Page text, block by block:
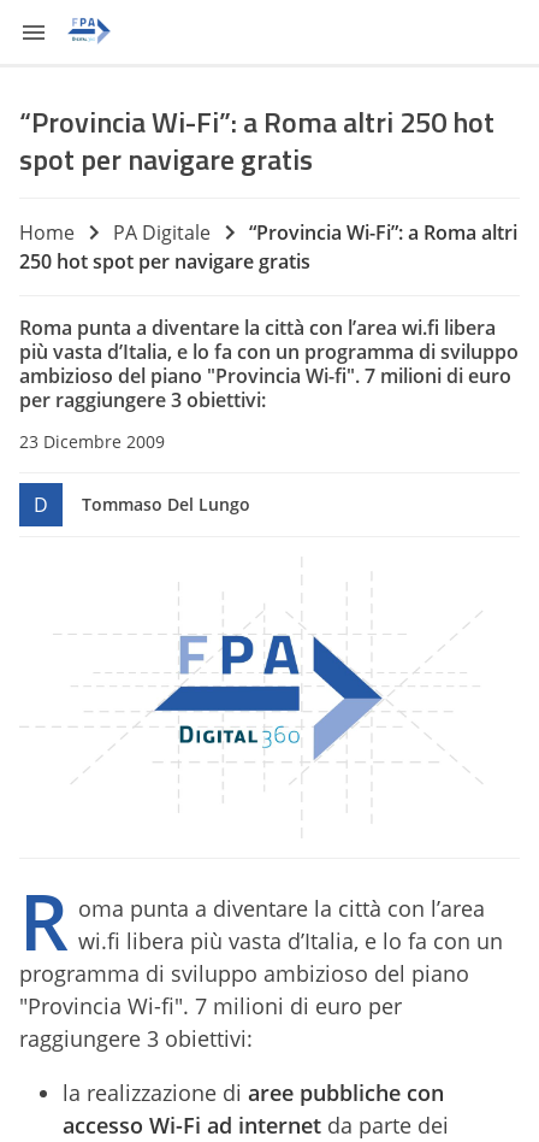
“Provincia Wi-Fi”: a Roma altri 250 hot
spot per navigare gratis
Home PA Digitale
“Provincia Wi-Fi”: a Roma altri
250 hot spot per navigare gratis
Roma punta a diventare la città con l’area wi.fi libera
più vasta d’Italia, e lo fa con un programma di sviluppo
ambizioso del piano "Provincia Wi-fi". 7 milioni di euro
per raggiungere 3 obiettivi:
23 Dicembre 2009
D Tommaso Del Lungo
R oma punta a diventare la città con l’area
wi.fi libera più vasta d’Italia, e lo fa con un
programma di sviluppo ambizioso del piano
"Provincia Wi-fi". 7 milioni di euro per
raggiungere 3 obiettivi:
la realizzazione di aree pubbliche con
accesso Wi-Fi ad internet da parte dei